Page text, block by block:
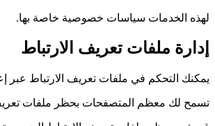
لهذه الخدمات سياسات خصوصية خاصة بها.
إدارة ملفات تعريف الارتباط
يمكنك التحكم في ملفات تعريف الارتباط عبر
تسمح لك معظم المتصفحات بحظر ملفات تعريف